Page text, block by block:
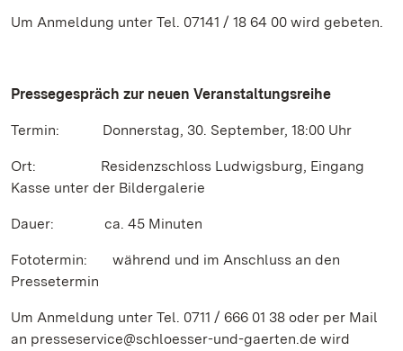
Um Anmeldung unter Tel. 07141 / 18 64 00 wird gebeten.
Pressegespräch zur neuen Veranstaltungsreihe
Termin: Donnerstag, 30. September, 18:00 Uhr
Ort: Residenzschloss Ludwigsburg, Eingang
Kasse unter der Bildergalerie
Dauer: ca. 45 Minuten
Fototermin: während und im Anschluss an den
Pressetermin
Um Anmeldung unter Tel. 0711 / 666 01 38 oder per Mail
an presseservice@schloesser-und-gaerten.de wird